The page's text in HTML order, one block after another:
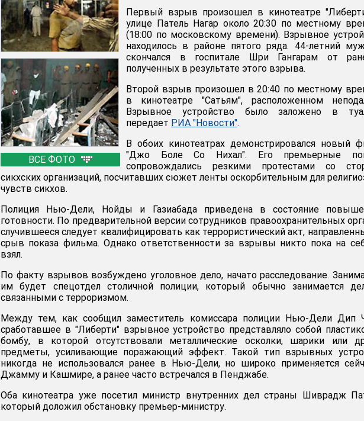
ВСЕ ФОТО
Первый взрыв произошел в кинотеатре
улице Патель Нагар около 20:30 по местному
(18:00 по московскому времени). Взрывное
находилось в районе пятого ряда. 44-летний
скончался в госпитале Шри Гангарам от
полученных в результате этого взрыва.
Второй взрыв произошел в 20:40 по местному
в кинотеатре "Сатьям", расположенном
Взрывное устройство было заложено в
передает РИА "Новости".
В обоих кинотеатрах демонстрировался новый
"Джо Боле Со Нихал". Его премьерные
сопровождались резкими протестами со
сикхских организаций, посчитавших сюжет ленты оскорбительным для
чувств сикхов.
Полиция Нью-Дели, Нойды и Газиабада приведена в состояние
готовности. По предварительной версии сотрудников правоохранительных
случившееся следует квалифицировать как террористический акт,
срыв показа фильма. Однако ответственности за взрывы никто пока на
взял.
По факту взрывов возбуждено уголовное дело, начато расследование.
им будет спецотдел столичной полиции, который обычно занимается
связанными с терроризмом.
Между тем, как сообщил заместитель комиссара полиции Нью-Дели Дип
сработавшее в "Либерти" взрывное устройство представляло собой
бомбу, в которой отсутствовали металлические осколки, шарики или
предметы, усиливающие поражающий эффект. Такой тип взрывных
никогда не использовался ранее в Нью-Дели, но широко применяется
Джамму и Кашмире, а ранее часто встречался в Пенджабе.
Оба кинотеатра уже посетил министр внутренних дел страны Шиврадж
который доложил обстановку премьер-министру.